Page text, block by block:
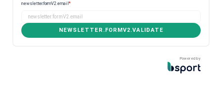
newsletter.formV2.email*
NEWSLETTER.FORMV2.VALIDATE
Powered by